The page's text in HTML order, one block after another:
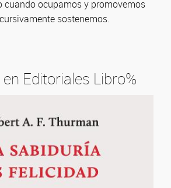
cuando ocupamos y promovemos
sostenemos.
Editoriales Libro%